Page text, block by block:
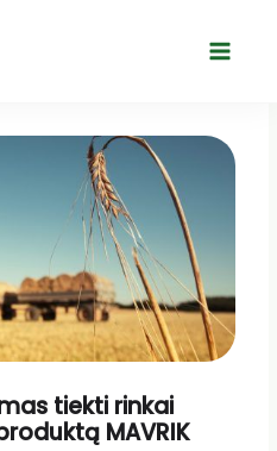
Main
tiekti rinkai
MAVRIK